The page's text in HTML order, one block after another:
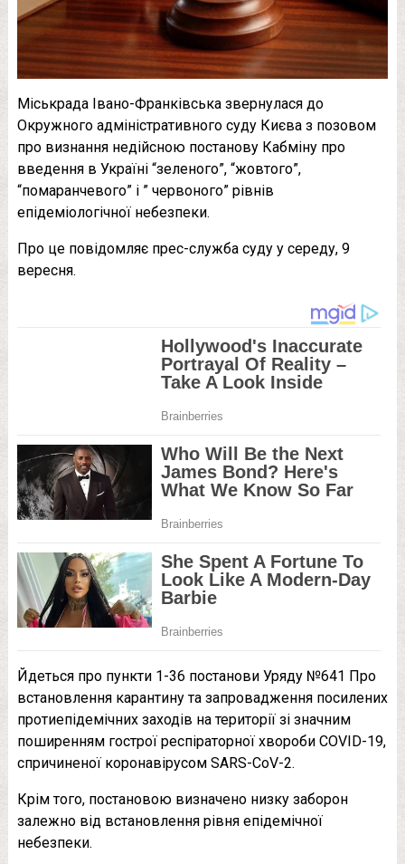
Міськрада Івано-Франківська звернулася до
Окружного адміністративного суду Києва з позовом
про визнання недійсною постанову Кабміну про
введення в Україні “зеленого”, “жовтого”,
“помаранчевого” і ” червоного” рівнів
епідеміологічної небезпеки.
Про це повідомляє прес-служба суду у середу, 9
вересня.
Йдеться про пункти 1-36 постанови Уряду №641 Про
встановлення карантину та запровадження посилених
протиепідемічних заходів на території зі значним
поширенням гострої респіраторної хвороби COVID-19,
спричиненої коронавірусом SARS-CoV-2.
Крім того, постановою визначено низку заборон
залежно від встановлення рівня епідемічної
небезпеки.